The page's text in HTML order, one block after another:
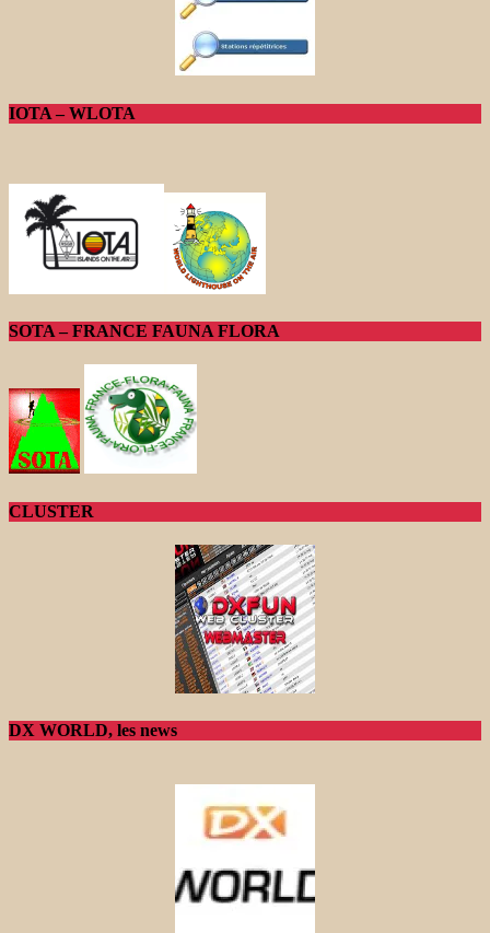
IOTA – WLOTA
SOTA – FRANCE FAUNA FLORA
CLUSTER
DX WORLD, les news